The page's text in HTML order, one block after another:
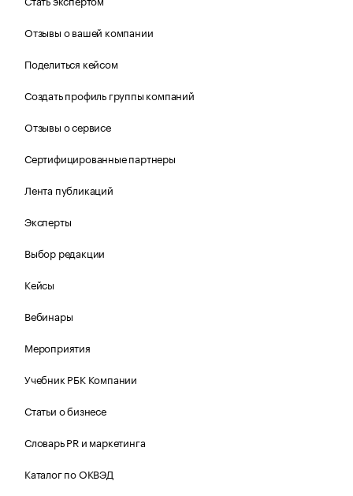
Отзывы о вашей компании
Поделиться кейсом
Создать профиль группы компаний
Отзывы о сервисе
Сертифицированные партнеры
Лента публикаций
Эксперты
Выбор редакции
Кейсы
Вебинары
Мероприятия
Учебник РБК Компании
Статьи о бизнесе
Словарь PR и маркетинга
Каталог по ОКВЭД